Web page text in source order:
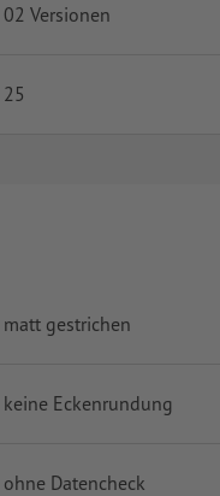
02 Versionen
25
matt gestrichen
keine Eckenrundung
ohne Datencheck